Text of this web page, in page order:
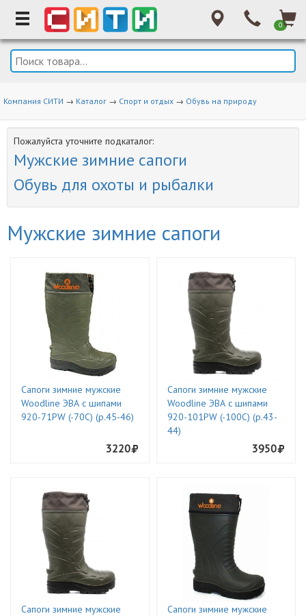
0
Компания СИТИ → Каталог → Спорт и отдых → Обувь на природу
Пожалуйста уточните подкаталог:
Мужские зимние сапоги
Обувь для охоты и рыбалки
Мужские зимние сапоги
Сапоги зимние мужские
Woodline ЭВА с шипами
920-71PW (-70С) (р.45-46)
3220
Сапоги зимние мужские
Woodline ЭВА с шипами
920-101PW (-100С) (р.43-
44)
3950
Сапоги зимние мужские
Сапоги зимние мужские